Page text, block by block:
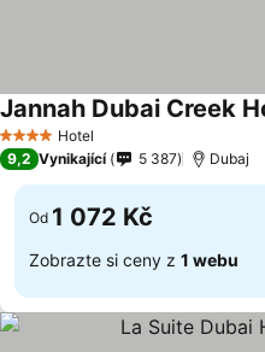
4 Počet hvězdiček
Hotel
Jannah Dubai Creek
9,2 Vynikající 5 387 Dubaj
Od 1 072 Kč
Zobrazte si ceny z 1 webu